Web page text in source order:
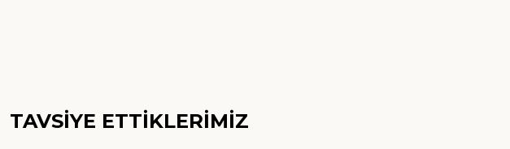
TAVSİYE ETTİKLERİMİZ